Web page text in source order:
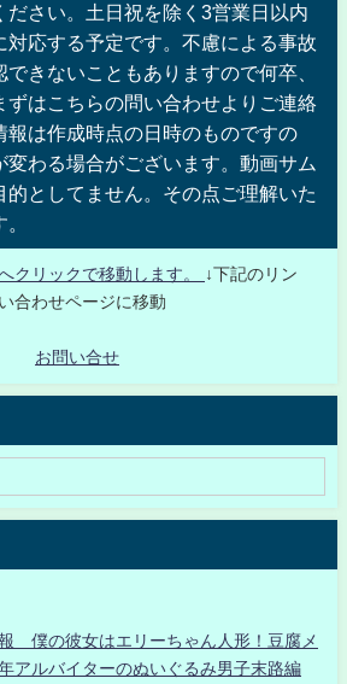
ださい。土日祝を除く3営業日以内
対応する予定です。不慮による事故
きないこともありますので何卒、
ずはこちらの問い合わせよりご連絡
報は作成時点の日時のものですの
変わる場合がございます。動画サム
的としてません。その点ご理解いた
クリックで移動します。
↓下記のリン
合わせページに移動
お問い合せ
僕の彼女はエリーちゃん人形！豆腐メ
アルバイターのぬいぐるみ男子末路編